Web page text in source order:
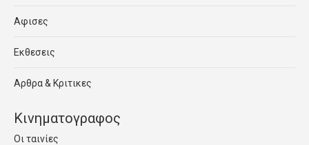
Αφισες
Εκθεσεις
Αρθρα & Κριτικες
Κινηματογραφος
Οι ταινίες